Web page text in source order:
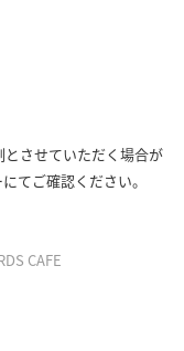
させていただく場合が
てご確認ください。
CAFE